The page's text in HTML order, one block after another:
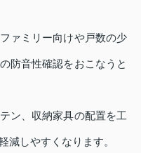
ァミリー向けや戸数の少
防音性確認をおこなうと
ン、収納家具の配置を工
減しやすくなります。